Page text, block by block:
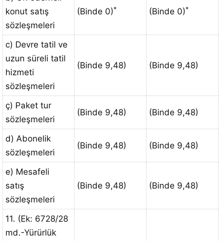
konut satış
sözleşmeleri
(Binde 0)* (Binde 0)*
c) Devre tatil ve
uzun süreli tatil
hizmeti
sözleşmeleri
(Binde 9,48) (Binde 9,48)
ç) Paket tur
sözleşmeleri
(Binde 9,48) (Binde 9,48)
d) Abonelik
sözleşmeleri
(Binde 9,48) (Binde 9,48)
e) Mesafeli
satış
sözleşmeleri
(Binde 9,48) (Binde 9,48)
11. (Ek: 6728/28
md.-Yürürlük